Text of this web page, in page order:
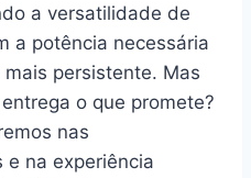
a versatilidade de
a potência necessária
persistente. Mas
o que promete?
nas
e na experiência